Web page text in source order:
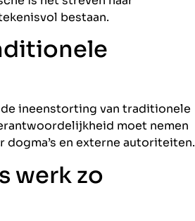
bestaan.
ineenstorting van traditionele
moet nemen
en externe autoriteiten.
werk zo